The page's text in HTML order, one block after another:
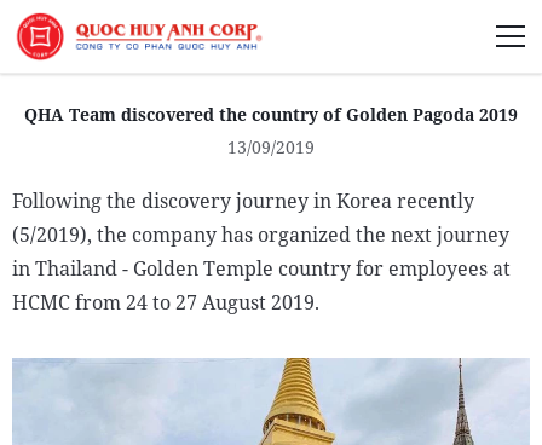
About Us
Sustainability
Media
QHA Team discovered the country of Golden Pagoda 2019
13/09/2019
Following the discovery journey in Korea recently
(5/2019), the company has organized the next journey
in Thailand - Golden Temple country for employees at
HCMC from 24 to 27 August 2019.